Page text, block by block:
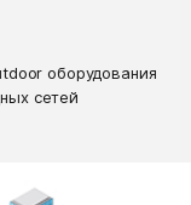
оборудования
сетей